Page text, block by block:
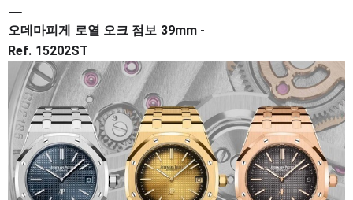
ㅡ
오데마피게 로열 오크 점보 39mm -
Ref. 15202ST